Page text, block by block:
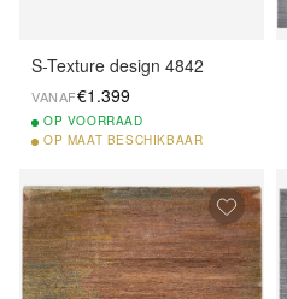
S-Texture design 4842
VANAF€1.399
OP VOORRAAD
OP MAAT BESCHIKBAAR